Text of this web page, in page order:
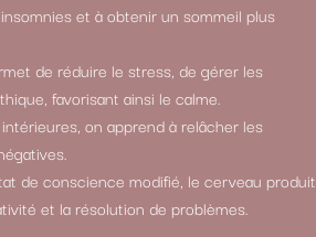
et à obtenir un sommeil plus
de réduire le stress, de gérer les
favorisant ainsi le calme.
on apprend à relâcher les
de conscience modifié, le cerveau produit
et la résolution de problèmes.